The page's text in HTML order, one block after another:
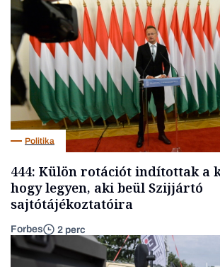
Politika
444: Külön rotációt indítottak a
hogy legyen, aki beül Szijjártó
sajtótájékoztatóira
Forbes 2 perc